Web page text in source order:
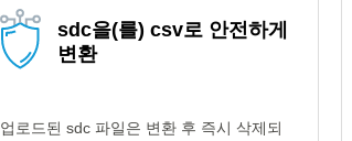
sdc을(를) csv로 안전하게
변환
업로드된 sdc 파일은 변환 후 즉시 삭제되